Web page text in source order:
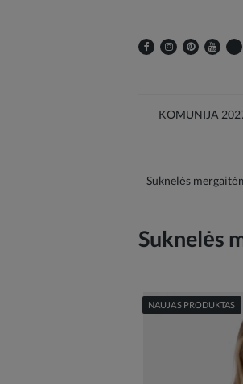
KOMUNIJA
Suknelės
Suknelės
NAUJAS PRODUKTAS